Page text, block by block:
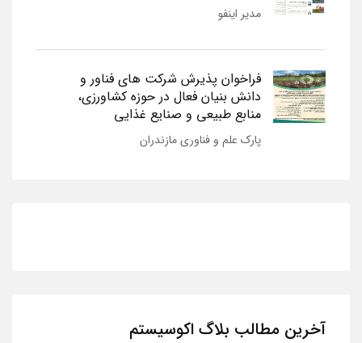
مدیر اینفو
فراخوان پذیرش شرکت های فناور و
دانش بنیان فعال در حوزه کشاورزی،
منابع طبیعی و صنایع غذایی
پارک علم و فناوری مازندران
آخرین مطالب بلاگ اکوسیستم